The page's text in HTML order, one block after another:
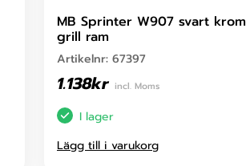
MB Sprinter W907 svart krom
grill ram
Artikelnr: 67397
1.138kr incl. Moms
I lager
Lägg till i varukorg